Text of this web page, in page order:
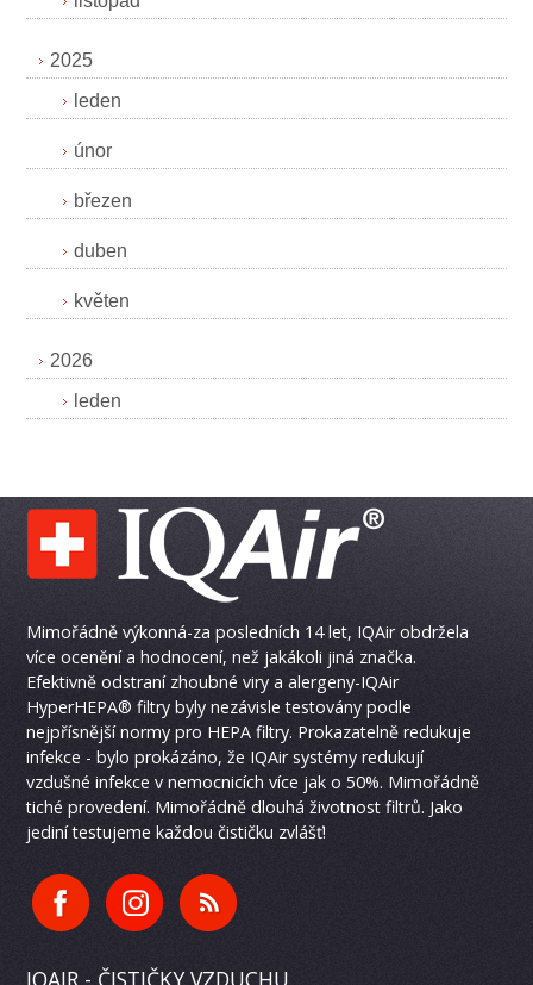
2025
leden
únor
březen
duben
květen
2026
leden
Mimořádně výkonná-za posledních 14 let, IQAir obdržela
více ocenění a hodnocení, než jakákoli jiná značka.
Efektivně odstraní zhoubné viry a alergeny-IQAir
HyperHEPA® filtry byly nezávisle testovány podle
nejpřísnější normy pro HEPA filtry. Prokazatelně redukuje
infekce - bylo prokázáno, že IQAir systémy redukují
vzdušné infekce v nemocnicích více jak o 50%. Mimořádně
tiché provedení. Mimořádně dlouhá životnost filtrů. Jako
jediní testujeme každou čističku zvlášť!
IQAIR - ČISTIČKY VZDUCHU